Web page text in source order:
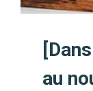
au